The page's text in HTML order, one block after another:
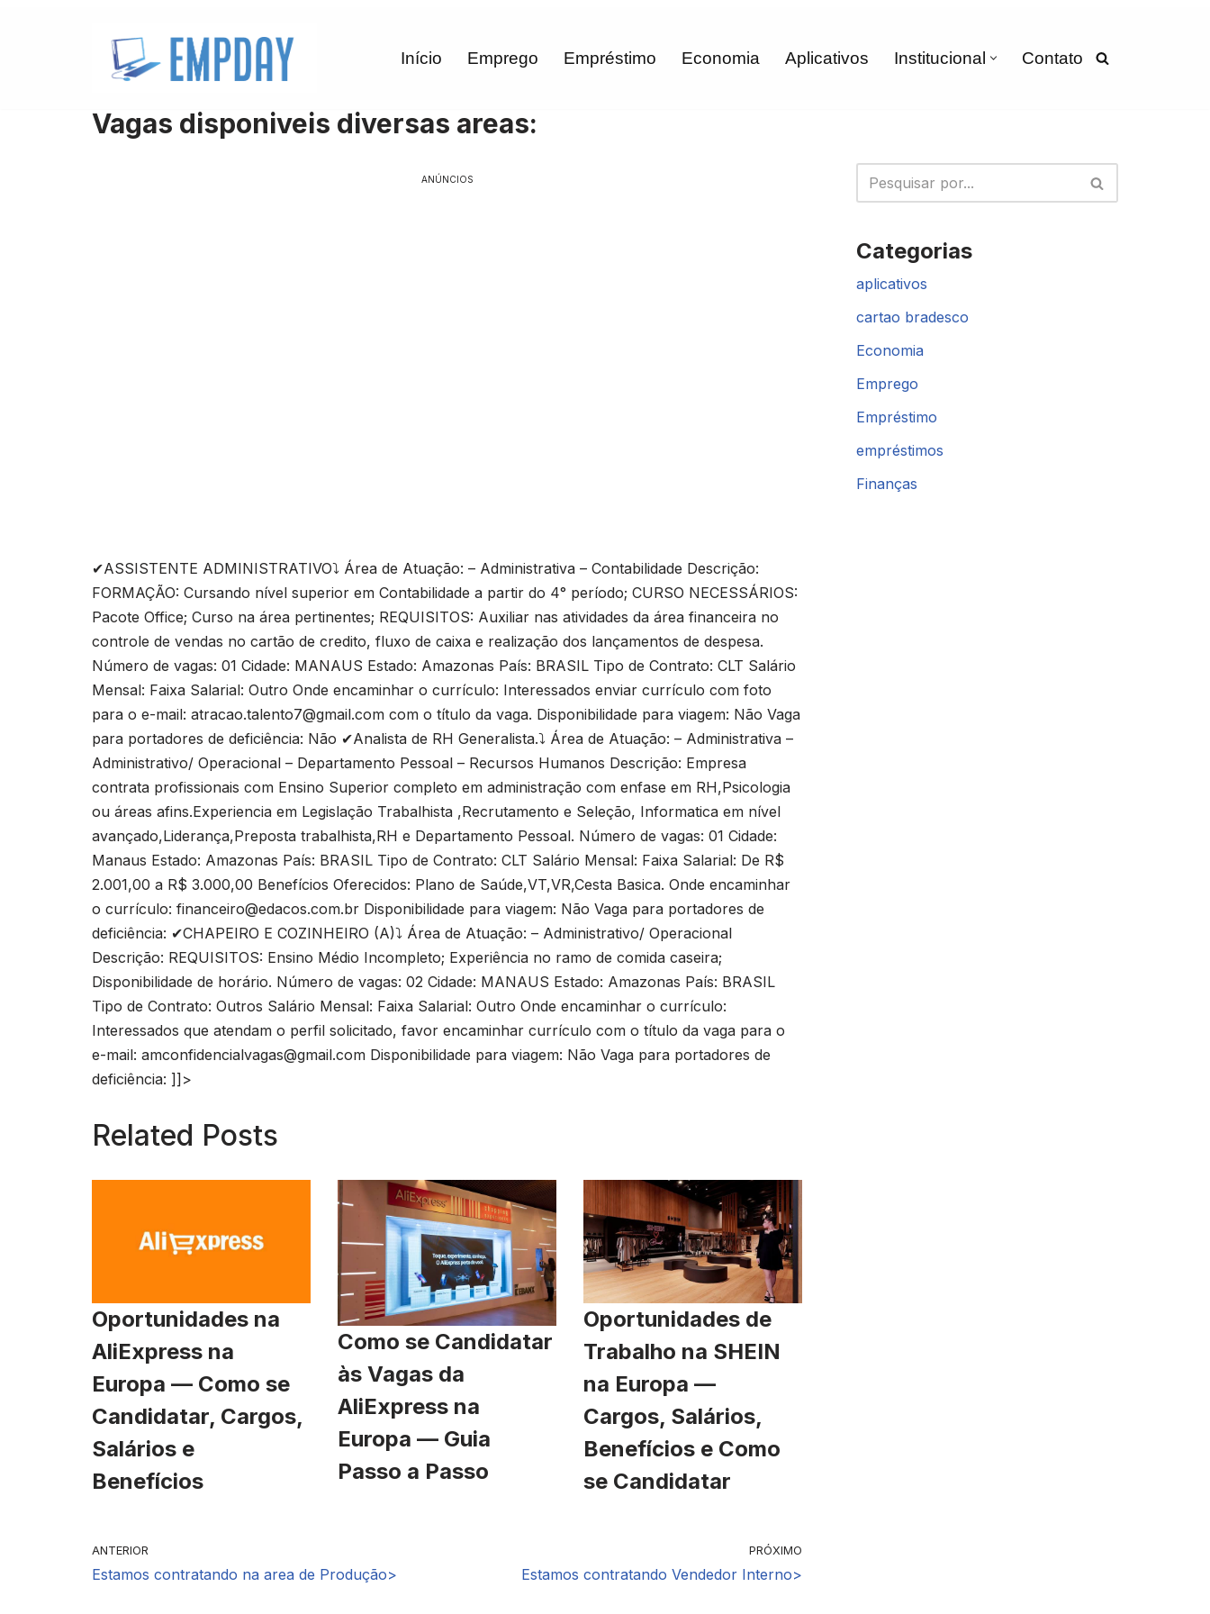
Início Emprego Empréstimo Economia Aplicativos Institucional Contato
Vagas disponiveis diversas areas:
ANÚNCIOS
✔ASSISTENTE ADMINISTRATIVO⤵️ Área de Atuação: – Administrativa – Contabilidade Descrição:
FORMAÇÃO: Cursando nível superior em Contabilidade a partir do 4° período; CURSO NECESSÁRIOS:
Pacote Office; Curso na área pertinentes; REQUISITOS: Auxiliar nas atividades da área financeira no
controle de vendas no cartão de credito, fluxo de caixa e realização dos lançamentos de despesa.
Número de vagas: 01 Cidade: MANAUS Estado: Amazonas País: BRASIL Tipo de Contrato: CLT Salário
Mensal: Faixa Salarial: Outro Onde encaminhar o currículo: Interessados enviar currículo com foto
para o e-mail: atracao.talento7@gmail.com com o título da vaga. Disponibilidade para viagem: Não Vaga
para portadores de deficiência: Não ✔Analista de RH Generalista.⤵️ Área de Atuação: – Administrativa –
Administrativo/ Operacional – Departamento Pessoal – Recursos Humanos Descrição: Empresa
contrata profissionais com Ensino Superior completo em administração com enfase em RH,Psicologia
ou áreas afins.Experiencia em Legislação Trabalhista ,Recrutamento e Seleção, Informatica em nível
avançado,Liderança,Preposta trabalhista,RH e Departamento Pessoal. Número de vagas: 01 Cidade:
Manaus Estado: Amazonas País: BRASIL Tipo de Contrato: CLT Salário Mensal: Faixa Salarial: De R$
2.001,00 a R$ 3.000,00 Benefícios Oferecidos: Plano de Saúde,VT,VR,Cesta Basica. Onde encaminhar
o currículo: financeiro@edacos.com.br Disponibilidade para viagem: Não Vaga para portadores de
deficiência: ✔CHAPEIRO E COZINHEIRO (A)⤵️ Área de Atuação: – Administrativo/ Operacional
Descrição: REQUISITOS: Ensino Médio Incompleto; Experiência no ramo de comida caseira;
Disponibilidade de horário. Número de vagas: 02 Cidade: MANAUS Estado: Amazonas País: BRASIL
Tipo de Contrato: Outros Salário Mensal: Faixa Salarial: Outro Onde encaminhar o currículo:
Interessados que atendam o perfil solicitado, favor encaminhar currículo com o título da vaga para o
e-mail: amconfidencialvagas@gmail.com Disponibilidade para viagem: Não Vaga para portadores de
deficiência: ]]>
Related Posts
Oportunidades na
AliExpress na
Europa — Como se
Candidatar, Cargos,
Salários e
Benefícios
Como se Candidatar
às Vagas da
AliExpress na
Europa — Guia
Passo a Passo
Oportunidades de
Trabalho na SHEIN
na Europa —
Cargos, Salários,
Benefícios e Como
se Candidatar
ANTERIOR
Estamos contratando na area de Produção>
PRÓXIMO
Estamos contratando Vendedor Interno>
Categorias
aplicativos
cartao bradesco
Economia
Emprego
Empréstimo
empréstimos
Finanças